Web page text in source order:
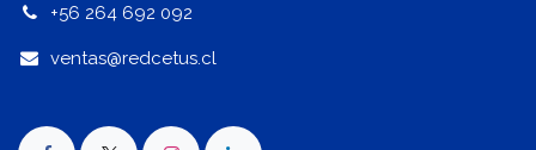
+56 264 692 092
ventas@redcetus.cl